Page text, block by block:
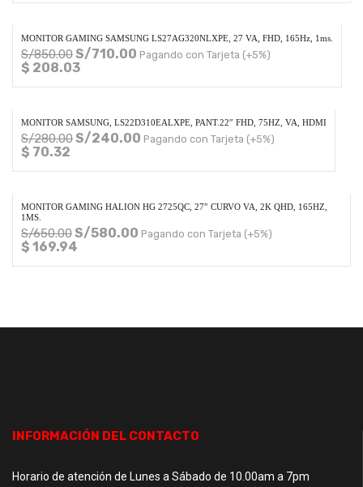
MONITOR GAMING SAMSUNG LS27AG320NLXPE, 27 VA, FHD, 165Hz, 1ms.
S/850.00S/710.00 Pagando con Tarjeta (+5%)
$ 208.03
MONITOR SAMSUNG, LS22D310EALXPE, PANT.22″ FHD, 75HZ, VA, HDMI
S/280.00S/240.00 Pagando con Tarjeta (+5%)
$ 70.32
MONITOR GAMING HALION HG 2725QC, 27″ CURVO VA, 2K QHD, 165HZ,
1MS.
S/650.00S/580.00 Pagando con Tarjeta (+5%)
$ 169.94
INFORMACIÓN DEL CONTACTO
Horario de atención de Lunes a Sábado de 10.00am a 7pm